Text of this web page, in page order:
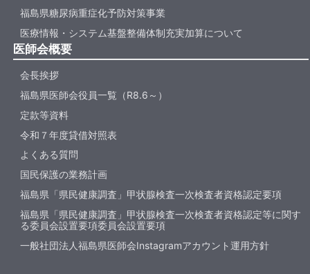
福島県糖尿病重症化予防対策事業
医療情報・システム基盤整備体制充実加算について
医師会概要
会長挨拶
福島県医師会役員一覧（R8.6～）
定款等資料
令和７年度貸借対照表
よくある質問
国民保護の業務計画
福島県「県民健康調査」甲状腺検査一次検査者資格認定要項
福島県「県民健康調査」甲状腺検査一次検査者資格認定等に関す
る委員会設置要項委員会設置要項
一般社団法人福島県医師会Instagramアカウント運用方針